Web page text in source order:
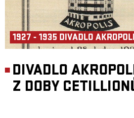
1927 - 1935 DIVADLO
DIVADLO
Z DOBY